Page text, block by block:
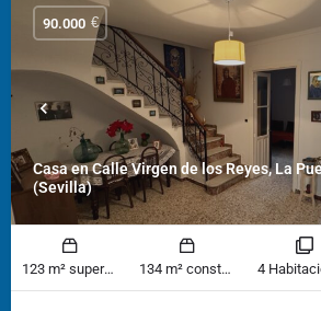
Casa en Calle Virgen de los Reyes, La
(Sevilla)
90.000 €
123 m² superficie 134 m² construido 4